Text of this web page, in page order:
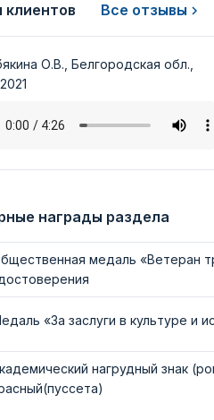
Все отзывы
О.В., Белгородская обл.,
награды раздела
медаль «Ветеран
«За заслуги в культуре и
нагрудный знак